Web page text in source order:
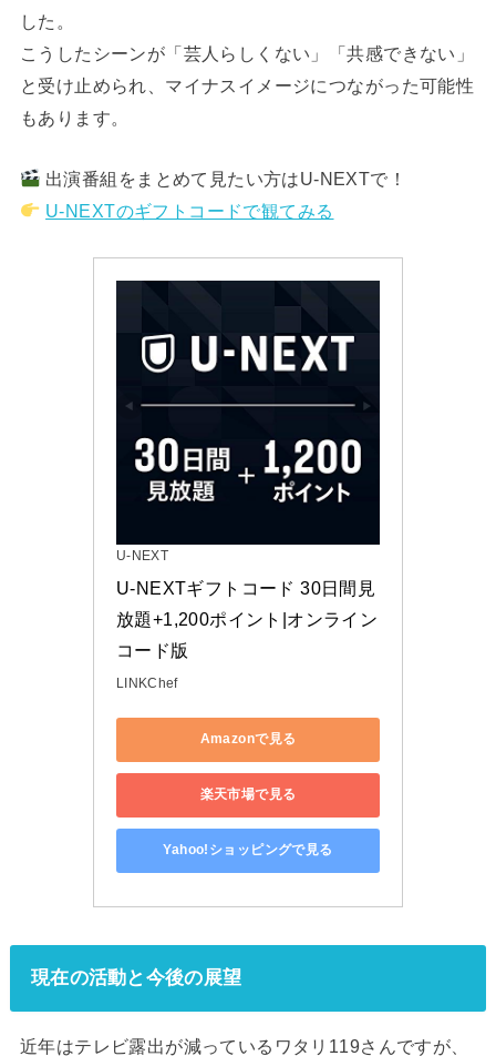
した。
こうしたシーンが「芸人らしくない」「共感できない」
と受け止められ、マイナスイメージにつながった可能性
もあります。
出演番組をまとめて見たい方はU-NEXTで！
U-NEXTのギフトコードで観てみる
U-NEXT
U-NEXTギフトコード 30日間見
放題+1,200ポイント|オンライン
コード版
LINKChef
Amazonで見る
楽天市場で見る
Yahoo!ショッピングで見る
現在の活動と今後の展望
近年はテレビ露出が減っているワタリ119さんですが、